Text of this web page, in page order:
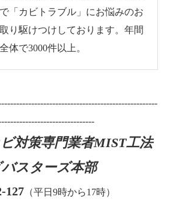
「カビトラブル」にお悩みのお
り駆けつけしております。年間
体で3000件以上。
対策専門業者MIST工法
スターズ本部
127 （平日9時から17時）